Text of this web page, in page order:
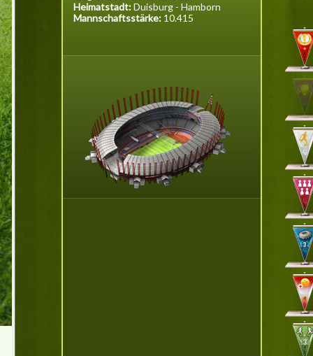
Heimatstadt:Duisburg - Hamborn
Mannschaftsstärke: 10.415